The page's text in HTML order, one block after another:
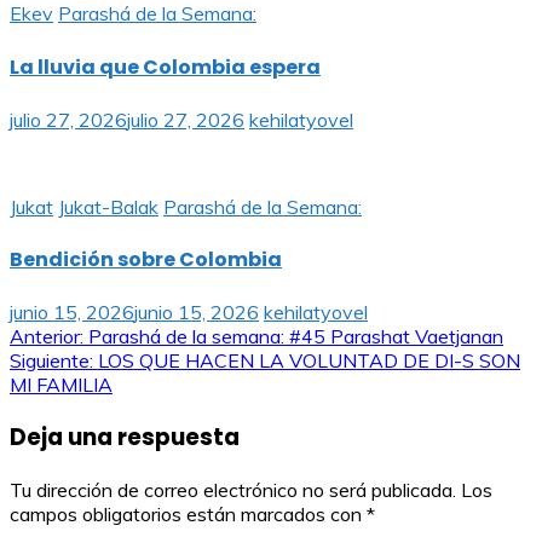
Ekev Parashá de la Semana:
La lluvia que Colombia espera
julio 27, 2026julio 27, 2026 kehilatyovel
Jukat Jukat-Balak Parashá de la Semana:
Bendición sobre Colombia
junio 15, 2026junio 15, 2026 kehilatyovel
Navegación
de
entradas
Anterior: Parashá de la semana: #45 Parashat Vaetjanan
Siguiente: LOS QUE HACEN LA VOLUNTAD DE DI-S SON
MI FAMILIA
Deja una respuesta
Tu dirección de correo electrónico no será publicada. Los
campos obligatorios están marcados con *